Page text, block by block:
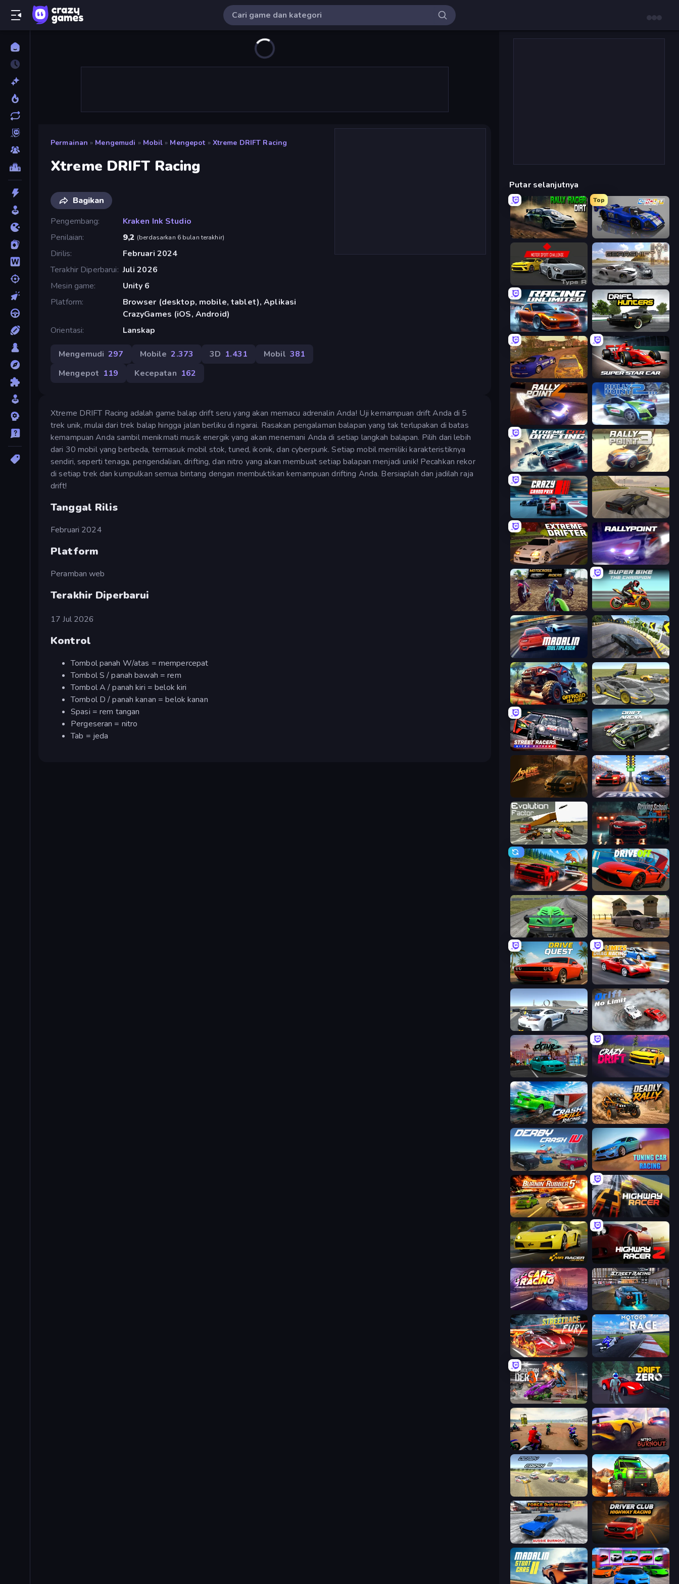
Permainan » Mengemudi » Mobil » Mengepot » Xtreme DRIFT Racing
Xtreme DRIFT Racing
Bagikan
Pengembang
Kraken Ink Studio
Penilaian
9,2 (berdasarkan 6 bulan terakhir)
Dirilis
Februari 2024
Terakhir Diperbarui Juli 2026
Mesin game
Unity 6
Platform
Browser (desktop, mobile, tablet), Aplikasi
CrazyGames (iOS, Android)
Orientasi
Lanskap
Mengemudi 297 Mobile 2.373 3D 1.431 Mobil 381
Mengepot 119 Kecepatan 162
Xtreme DRIFT Racing adalah game balap drift seru yang akan memacu adrenalin Anda! Uji kemampuan drift Anda di 5
trek unik, mulai dari trek balap hingga jalan berliku di ngarai. Rasakan pengalaman balapan yang tak terlupakan di batas
kemampuan Anda sambil menikmati musik energik yang akan menemani Anda di setiap langkah balapan. Pilih dari lebih
dari 30 mobil yang berbeda, termasuk mobil stok, tuned, ikonik, dan cyberpunk. Setiap mobil memiliki karakteristiknya
sendiri, seperti tenaga, pengendalian, drifting, dan nitro yang akan membuat setiap balapan menjadi unik! Pecahkan rekor
di setiap trek dan kumpulkan semua bintang dengan membuktikan kemampuan drifting Anda. Bersiaplah dan jadilah raja
drift!
Tanggal Rilis
Februari 2024
Platform
Peramban web
Terakhir Diperbarui
17 Jul 2026
Kontrol
Tombol panah W/atas = mempercepat
Tombol S / panah bawah = rem
Tombol A / panah kiri = belok kiri
Tombol D / panah kanan = belok kanan
Spasi = rem tangan
Pergeseran = nitro
Tab = jeda
Putar selanjutnya
Rally Racer Dirt
Top
Circuit Racing
Motor Sport Challenge Type R Gearshift One
Racing Unlimited Drift Hunters
Dirt Rally Driver HD Super Star Car
Rally Point 4 Rally Point 2
Xtreme City Drifting Rally Point 3
Crazy Grand Prix Burnout Drift
Extreme Drifter Rally Point
MotoCross Riders Super Bike The Champion
Burnout Drift 2: Hilltop
Offroad Island Wrong Way
Street Racers Nitro Extreme Drift Arena
Street Racer 2
Evolution Factor Driving School Simulator
Racing: Online! DriveOff
Speed Racing Pro 2 Burnout Drift 3: Seaport Max
Drive Quest No Limits: Drag Racing
Drift No Limit
RealDrive Crazy Drift
Crash Skill Racing Deadly Rally
Derby Crash 4 Tuning Car Racing
Burnin' Rubber 5 XS Highway Racer
Mr. Racer - Car Racing Highway Racer 2
Car Games: Car Racing Game
Street Race Fury MotoGP: Motocross Race
Demolition Derby 3 Drift Zero
Super MX - The Champion
Derby Crash 3 Offroad Life 3D
Force Drift Racing: Aussie Burnout Driver Club: Highway Racing